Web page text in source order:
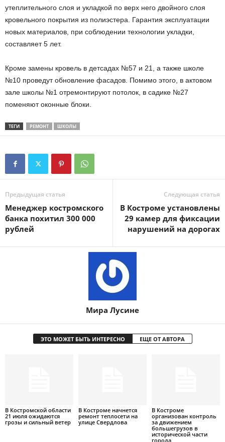
утеплительного слоя и укладкой по верх него двойного слоя
кровельного покрытия из полиэстера. Гарантия эксплуатации
новых материалов, при соблюдении технологии укладки,
составляет 5 лет.
Кроме замены кровель в детсадах №57 и 21, а также школе
№10 проведут обновление фасадов. Помимо этого, в актовом
зале школы №1 отремонтируют потолок, в садике №27
поменяют оконные блоки.
ТЕГИ РЕМОНТ ШКОЛЫ
Предыдущая статья
Менеджер костромского
банка похитил 300 000
рублей
Следующая статья
В Костроме установлены
29 камер для фиксации
нарушений на дорогах
Мира Лусине
ЭТО МОЖЕТ БЫТЬ ИНТЕРЕСНО ЕЩЕ ОТ АВТОРА
В Костромской области
21 июля ожидаются
грозы и сильный ветер
В Костроме начнется
ремонт теплосети на
улице Свердлова
В Костроме
организован контроль
за движением
большегрузов в
исторической части
города